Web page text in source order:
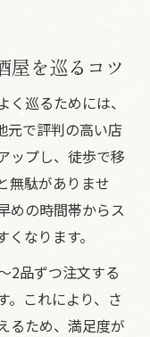
屋を巡るコツ
巡るためには、
元で評判の高い店
ップし、徒歩で移
無駄がありませ
めの時間帯からス
なります。
2品ずつ注文する
。これにより、さ
るため、満足度が